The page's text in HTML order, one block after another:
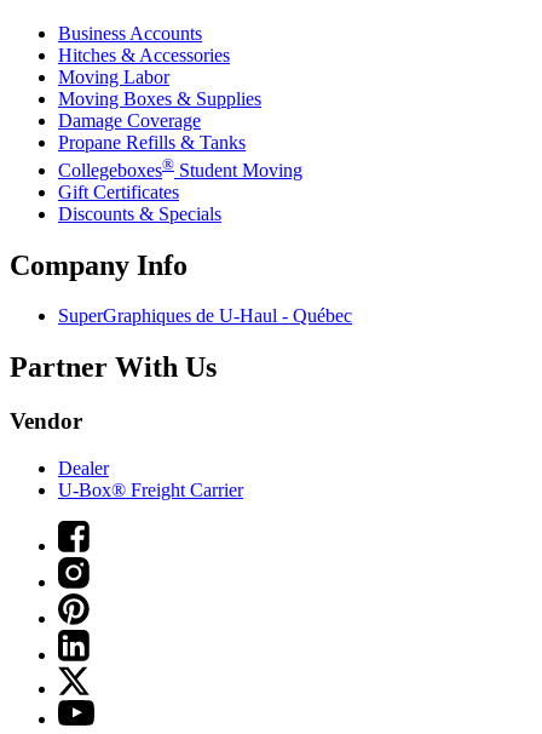
Business Accounts
Hitches & Accessories
Moving Labor
Moving Boxes & Supplies
Damage Coverage
Propane Refills & Tanks
Collegeboxes® Student Moving
Gift Certificates
Discounts & Specials
Company Info
SuperGraphiques de U-Haul - Québec
Partner With Us
Vendor
Dealer
U-Box® Freight Carrier